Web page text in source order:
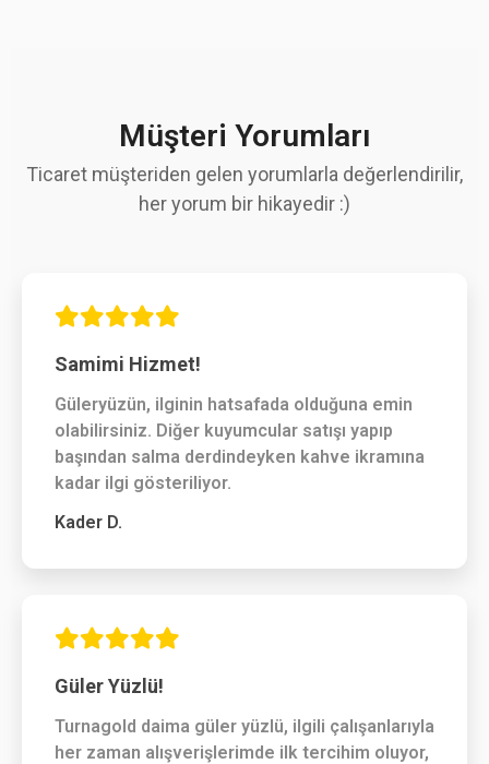
Müşteri Yorumları
Ticaret müşteriden gelen yorumlarla değerlendirilir,
her yorum bir hikayedir :)
Samimi Hizmet!
Güleryüzün, ilginin hatsafada olduğuna emin
olabilirsiniz. Diğer kuyumcular satışı yapıp
başından salma derdindeyken kahve ikramına
kadar ilgi gösteriliyor.
Kader D.
Güler Yüzlü!
Turnagold daima güler yüzlü, ilgili çalışanlarıyla
her zaman alışverişlerimde ilk tercihim oluyor,